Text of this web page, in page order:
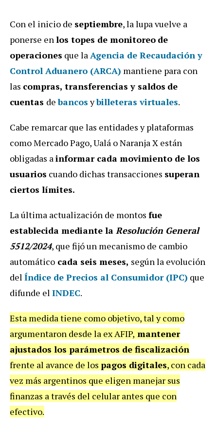
Con el inicio de septiembre, la lupa vuelve a
ponerse enlos topes de monitoreo de
operaciones que laAgencia de Recaudación y
Control Aduanero (ARCA) mantiene para con
las compras, transferencias y saldos de
cuentas debancosybilleteras virtuales.
Cabe remarcar que las entidades y plataformas
como Mercado Pago, Ualá o Naranja X están
obligadas ainformar cada movimiento de los
usuarios cuando dichas transacciones superan
ciertos límites.
La última actualización de montos fue
establecida mediante la Resolución General
5512/2024, que fijó un mecanismo de cambio
automático cada seis meses, según la evolución
del Índice de Precios al Consumidor (IPC) que
difunde el INDEC.
Esta medida tiene como objetivo, tal y como
argumentaron desde la ex AFIP, mantener
ajustados los parámetros de fiscalización
frente al avance de los pagos digitales, con cada
vez más argentinos que eligen manejar sus
finanzas a través del celular antes que con
efectivo.